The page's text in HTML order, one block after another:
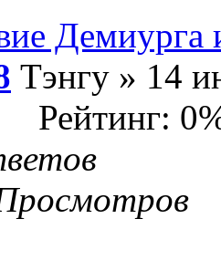
Демиурга
Тэнгу » 14
Рейтинг: